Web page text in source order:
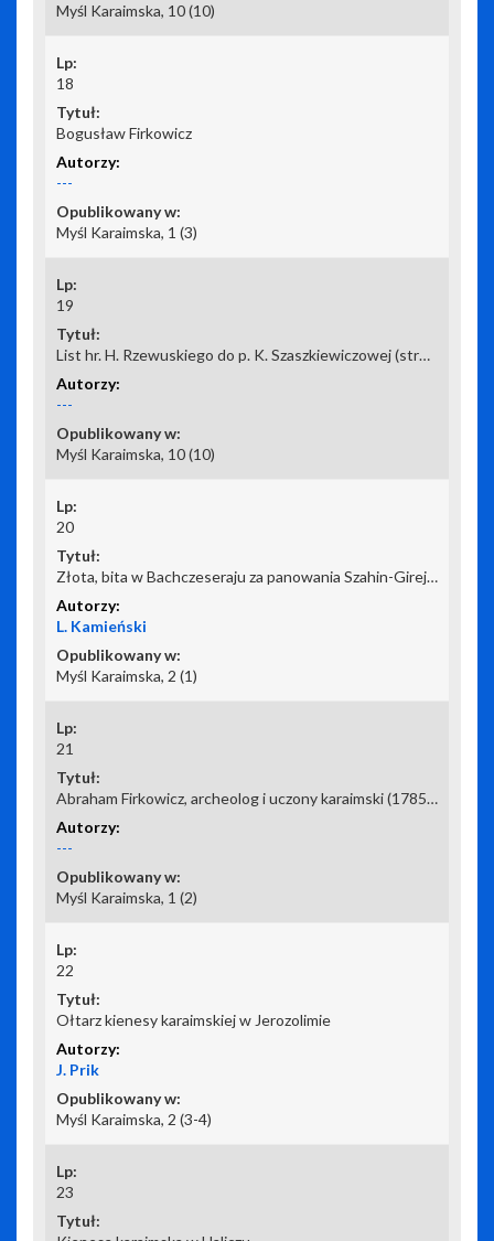
Myśl Karaimska, 10 (10)
18
Bogusław Firkowicz
---
Myśl Karaimska, 1 (3)
19
List hr. H. Rzewuskiego do p. K. Szaszkiewiczowej (strona 2-ga)
---
Myśl Karaimska, 10 (10)
20
Złota, bita w Bachczeseraju za panowania Szahin-Gireja po reorganizacji mennicy
L. Kamieński
Myśl Karaimska, 2 (1)
21
Abraham Firkowicz, archeolog i uczony karaimski (1785-1874)
---
Myśl Karaimska, 1 (2)
22
Ołtarz kienesy karaimskiej w Jerozolimie
J. Prik
Myśl Karaimska, 2 (3-4)
23